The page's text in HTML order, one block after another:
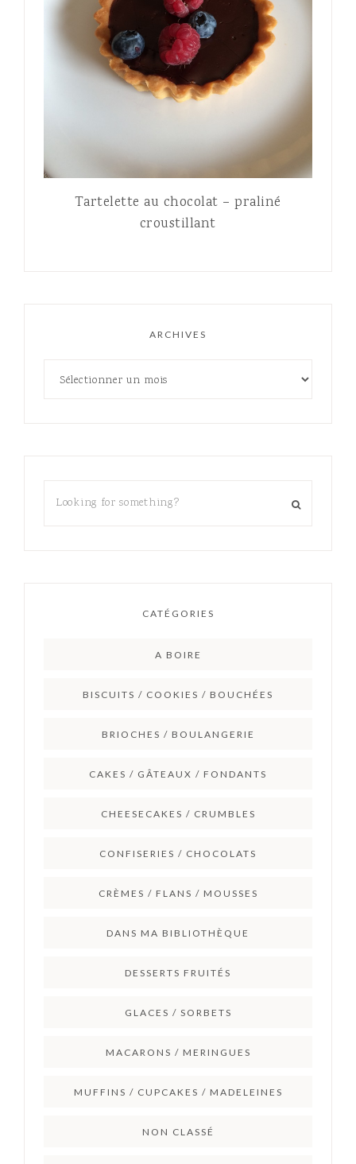
Tartelette au chocolat – praliné
croustillant
ARCHIVES
CATÉGORIES
A BOIRE
BISCUITS / COOKIES / BOUCHÉES
BRIOCHES / BOULANGERIE
CAKES / GÂTEAUX / FONDANTS
CHEESECAKES / CRUMBLES
CONFISERIES / CHOCOLATS
CRÈMES / FLANS / MOUSSES
DANS MA BIBLIOTHÈQUE
DESSERTS FRUITÉS
GLACES / SORBETS
MACARONS / MERINGUES
MUFFINS / CUPCAKES / MADELEINES
NON CLASSÉ